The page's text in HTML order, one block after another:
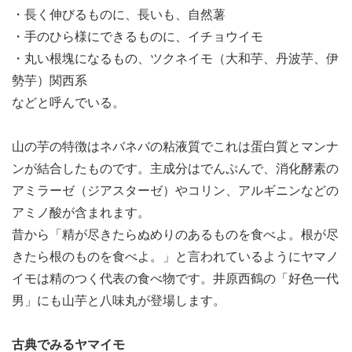
・長く伸びるものに、長いも、自然薯
・手のひら様にできるものに、イチョウイモ
・丸い根塊になるもの、ツクネイモ（大和芋、丹波芋、伊
勢芋）関西系
などと呼んでいる。
山の芋の特徴はネバネバの粘液質でこれは蛋白質とマンナ
ンが結合したものです。主成分はでんぷんで、消化酵素の
アミラーゼ（ジアスターゼ）やコリン、アルギニンなどの
アミノ酸が含まれます。
昔から「精が尽きたらぬめりのあるものを食べよ。根が尽
きたら根のものを食べよ。」と言われているようにヤマノ
イモは精のつく代表の食べ物です。井原西鶴の「好色一代
男」にも山芋と八味丸が登場します。
古典でみるヤマイモ